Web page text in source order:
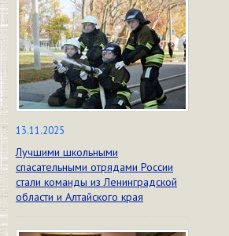
13.11.2025
Лучшими школьными
спасательными отрядами России
стали команды из Ленинградской
области и Алтайского края